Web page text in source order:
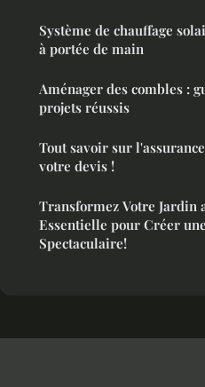
Système de chauffage
à portée de main
Aménager des combles :
projets réussis
Tout savoir sur
votre devis !
Transformez Votre Jardin
Essentielle pour Créer
Spectaculaire!